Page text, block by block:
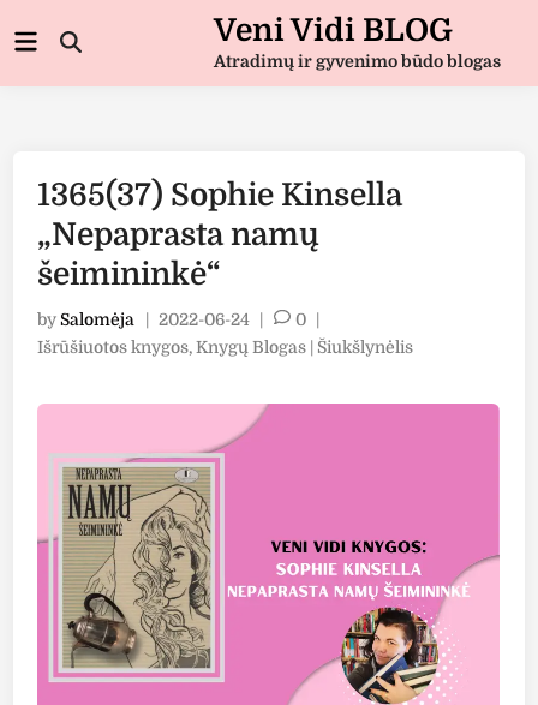
to
Veni Vidi BLOG
Atradimų ir gyvenimo būdo blogas
Open
Main
1365(37) Sophie Kinsella
„Nepaprasta namų
šeimininkė“
bySalomėja 2022-06-24 0
Posted
Išrūšiuotos knygos,Knygų Blogas | Šiukšlynėlis